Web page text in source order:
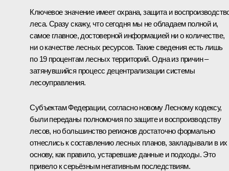
Ключевое значение имеет охрана, защита и
леса. Сразу скажу, что сегодня мы не обладаем полной и,
самое главное, достоверной информацией ни о количестве,
ни о качестве лесных ресурсов. Такие сведения есть лишь
по 19 процентам лесных территорий. Одна из причин –
затянувшийся процесс децентрализации системы
лесоуправления.
Субъектам Федерации, согласно новому Лесному кодексу,
были переданы полномочия по защите и воспроизводству
лесов, но большинство регионов достаточно формально
отнеслись к составлению лесных планов, закладывали в их
основу, как правило, устаревшие данные и подходы. Это
привело к серьёзным негативным последствиям.